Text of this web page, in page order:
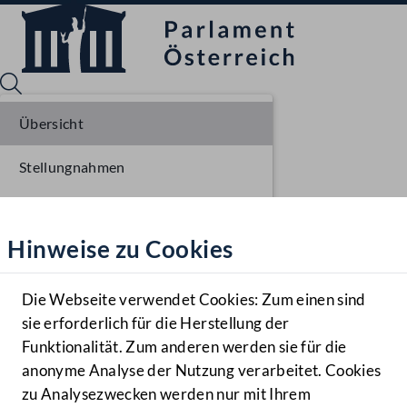
Hilfe
Benutzer
Navigationsmenü öffnen
MENÜ
Hinweise zu Cookies
Die Webseite verwendet Cookies: Zum einen sind
sie erforderlich für die Herstellung der
Funktionalität. Zum anderen werden sie für die
anonyme Analyse der Nutzung verarbeitet. Cookies
zu Analysezwecken werden nur mit Ihrem
Übersicht
Stellungnahmen
Einbringung NR
Ausschussberatungen NR